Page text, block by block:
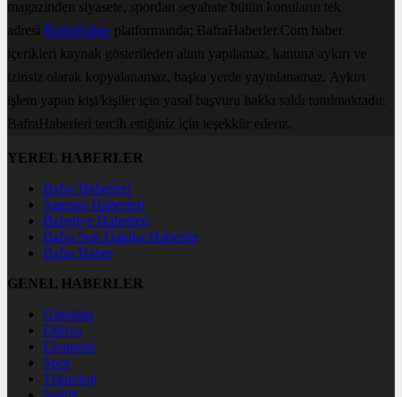
magazinden siyasete, spordan seyahate bütün konuların tek
adresi BafraHaberplatformunda; BafraHaberler.Com haber
içerikleri kaynak gösterileden alıntı yapılamaz, kanuna aykırı ve
izinsiz olarak kopyalanamaz, başka yerde yayınlanamaz. Aykırı
işlem yapan kişi/kişiler için yasal başvuru hakkı saklı tutulmaktadır.
BafraHaberleri tercih ettiğiniz için teşekkür ederiz.
YEREL HABERLER
Bafra Haberleri
Samsun Haberleri
Belediye Haberleri
Bafra Son Dakika Haberler
Bafra Haber
GENEL HABERLER
Gündem
Dünya
Ekonomi
Spor
Teknoloji